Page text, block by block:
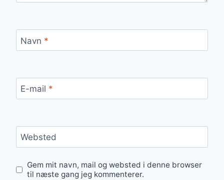
Navn *
E-mail *
Websted
Gem mit navn, mail og websted i denne browser
til næste gang jeg kommenterer.